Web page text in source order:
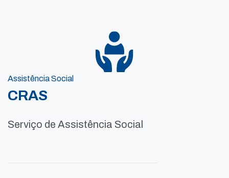
Assistência Social
CRAS
Serviço de Assistência Social